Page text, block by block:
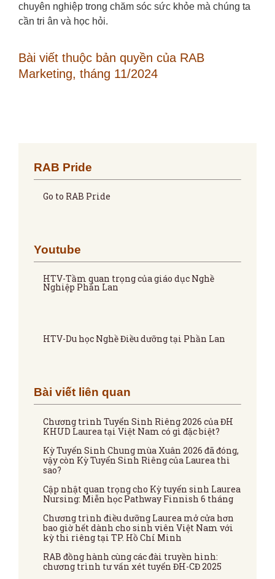
chuyên nghiệp trong chăm sóc sức khỏe mà chúng ta
cần tri ân và học hỏi.
Bài viết thuộc bản quyền của RAB
Marketing, tháng 11/2024
RAB Pride
Go to RAB Pride
Youtube
HTV-Tầm quan trọng của giáo dục Nghề
Nghiệp Phần Lan
HTV-Du học Nghề Điều dưỡng tại Phần Lan
Bài viết liên quan
Chương trình Tuyển Sinh Riêng 2026 của ĐH
KHUD Laurea tại Việt Nam có gì đặc biệt?
Kỳ Tuyển Sinh Chung mùa Xuân 2026 đã đóng,
vậy còn Kỳ Tuyển Sinh Riêng của Laurea thì
sao?
Cập nhật quan trọng cho Kỳ tuyển sinh Laurea
Nursing: Miễn học Pathway Finnish 6 tháng
Chương trình điều dưỡng Laurea mở cửa hơn
bao giờ hết dành cho sinh viên Việt Nam với
kỳ thi riêng tại TP. Hồ Chí Minh
RAB đồng hành cùng các đài truyền hình:
chương trình tư vấn xét tuyển ĐH-CĐ 2025